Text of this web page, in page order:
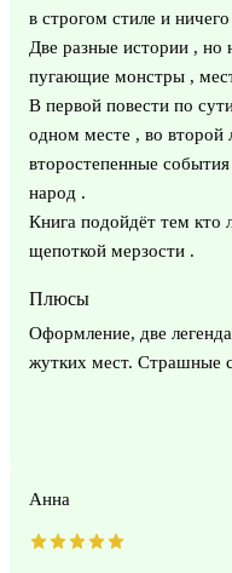
в строгом стиле и
Две разные истории , но
пугающие монстры ,
В первой повести по
одном месте , во второй
второстепенные
народ .
Книга подойдёт тем кто
щепоткой мерзости .
Плюсы
Оформление, две
жутких мест. Страшные
Анна